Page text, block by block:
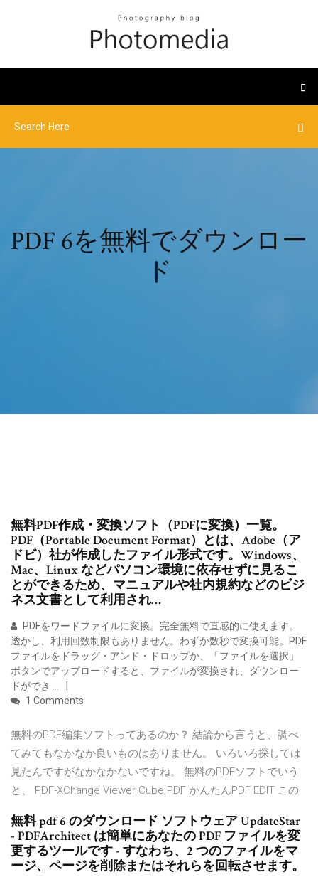
PDF 6を無料でダウンロー
ド
無料PDF作成・変換ソフト（PDFに変換）一覧。
PDF（Portable Document Format）とは、Adobe（ア
ドビ）社が作成したファイル形式です。Windows、
Mac、Linux などパソコン環境に依存せずに見るこ
とができるため、マニュアルや社内規約などのビジ
ネス文書として利用され…
PDFをワードファイルに変換。完全無料で直感的に使えます。
透かし、利用回数制限もありません。わずか数秒で変換可能。PDF
ファイルをドラッグ・アンド・ドロップか、「ファイルを選択」
ボタンでアップロードすると、ファイルが変換され、ダウンロー
ドができ …
1 Comments
無料のPDF編集ソフトってあるのか？ 結論から言うと、調べ
てみてもなかなか良いものはありません。 いろいろ探しては
見たんですがなかなかないですね。 無料のPDFソフトでいう
と、 PDF-XChange Viewer Cube PDF かんたんPDF EDIT この
無料 pdf 6 のダウンロード ソフトウェア UpdateStar
- PDFArchitect は簡単にあなたの PDF ファイルを変
更するツールです - すなわち、2 つのファイルをマ
ージ、ページを削除またはそれらを回転させます。